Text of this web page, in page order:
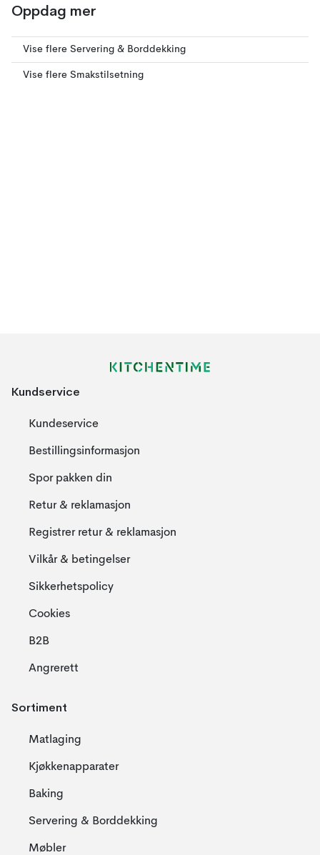
Oppdag mer
Vise flere Servering & Borddekking
Vise flere Smakstilsetning
Kundservice
Kundeservice
Bestillingsinformasjon
Spor pakken din
Retur & reklamasjon
Registrer retur & reklamasjon
Vilkår & betingelser
Sikkerhetspolicy
Cookies
B2B
Angrerett
Sortiment
Matlaging
Kjøkkenapparater
Baking
Servering & Borddekking
Møbler